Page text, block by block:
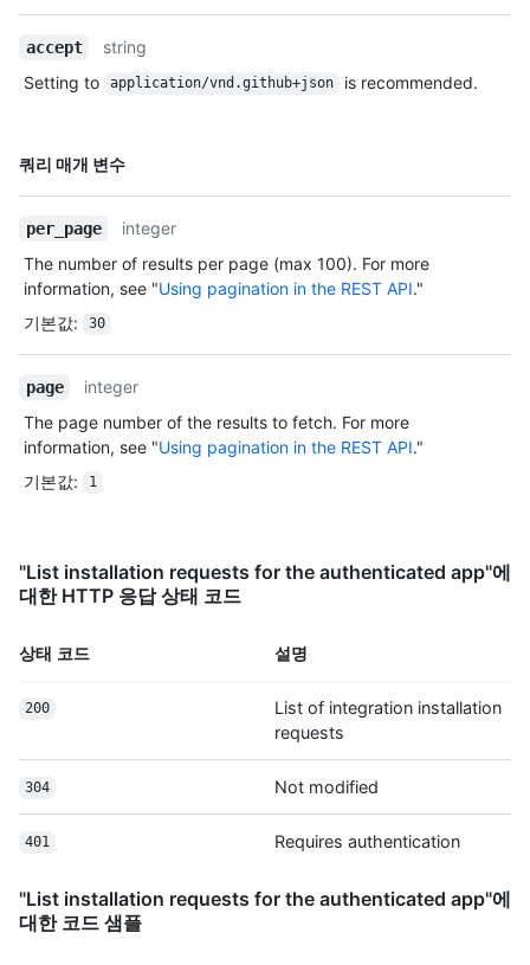
  "description": "",
  "html_url": "https://github.com/apps/octoapp",
  "created_at": "2017-07-08T16:18:44-04:00",
    "contents": "read",
    "issues": "write",
    "single_file": "write"
  "events": [
    "push",
    "pull_request"
  "client_secret": "1726be1638095a19edd134c77bde3aa2ece1e5d8",
  "webhook_secret": "e340154128314309424b7c8e90325147d99fdafa",
  "pem": "-----BEGIN RSA PRIVATE KEY-----
----END RSA PRIVATE KEY-----\n"
accept
string
Setting to
application/vnd.github+json is recommended.
쿼리 매개 변수
이름,
per_page
integer
The number of results per page (max 100). For more
information, see "Using pagination in the REST API."
기본값: 30
page
integer
The page number of the results to fetch. For more
information, see "Using pagination in the REST API."
기본값: 1
"List installation requests for the authenticated app"에
대한 HTTP 응답 상태 코드
상태 코드 설명
200
List of integration installation
requests
304 Not modified
401 Requires authentication
"List installation requests for the authenticated app"에
대한 코드 샘플